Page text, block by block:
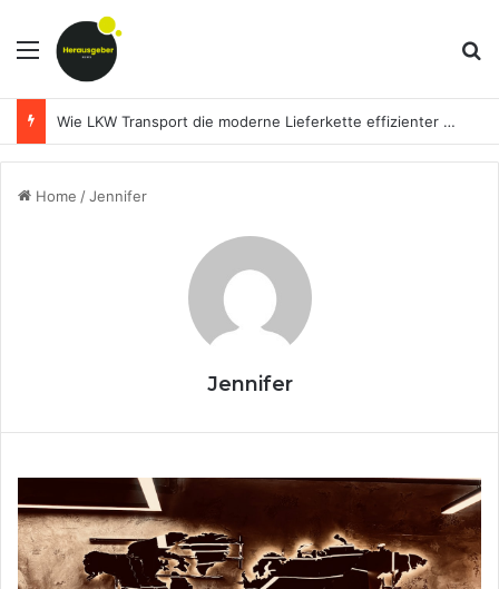
Menu
Wie LKW Transport die moderne Lieferkette effizienter macht
Home /Jennifer
Jennifer